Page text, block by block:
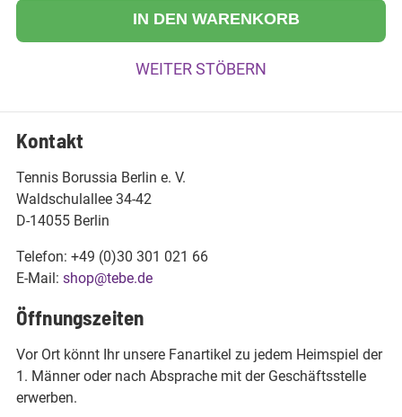
IN DEN WARENKORB
WEITER STÖBERN
Kontakt
Tennis Borussia Berlin e. V.
Waldschulallee 34-42
D-14055 Berlin
Telefon: +49 (0)30 301 021 66
E-Mail: shop@tebe.de
Öffnungszeiten
Vor Ort könnt Ihr unsere Fanartikel zu jedem Heimspiel der
1. Männer oder nach Absprache mit der Geschäftsstelle
erwerben.